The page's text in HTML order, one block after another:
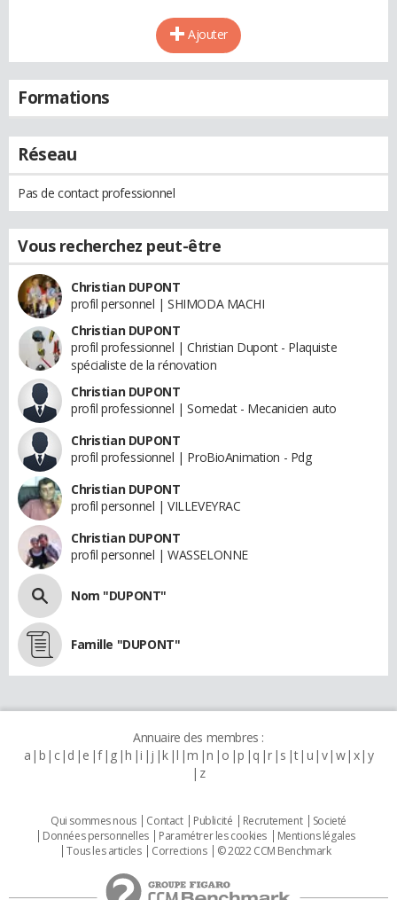
Ajouter
Formations
Réseau
Pas de contact professionnel
Vous recherchez peut-être
Christian DUPONT
profil personnel | SHIMODA MACHI
Christian DUPONT
profil professionnel | Christian Dupont - Plaquiste
spécialiste de la rénovation
Christian DUPONT
profil professionnel | Somedat - Mecanicien auto
Christian DUPONT
profil professionnel | ProBioAnimation - Pdg
Christian DUPONT
profil personnel | VILLEVEYRAC
Christian DUPONT
profil personnel | WASSELONNE
Nom "DUPONT"
Famille "DUPONT"
Annuaire des membres :
a b c d e f g h i j k l m n o p q r s t u v w x y
z
Qui sommes nous Contact Publicité Recrutement
Societé
Données personnelles
Paramétrer les cookies
Mentions légales
Tous les articles
Corrections © 2022 CCM Benchmark